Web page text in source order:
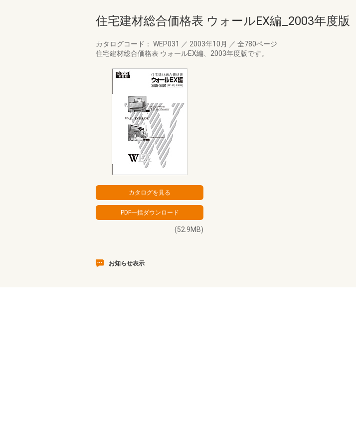
住宅建材総合価格表 ウォールEX編_2003年度版
カタログコード： WEP031 ／ 2003年10月 ／ 全780ページ
住宅建材総合価格表 ウォールEX編、2003年度版です。
(52.9MB)
お知らせ表示